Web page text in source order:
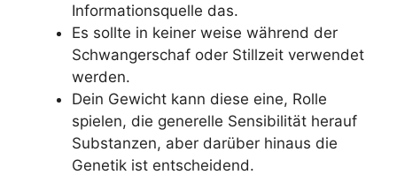
Informationsquelle das.
Es sollte in keiner weise während der
Schwangerschaf oder Stillzeit verwendet
werden.
Dein Gewicht kann diese eine, Rolle
spielen, die generelle Sensibilität herauf
Substanzen, aber darüber hinaus die
Genetik ist entscheidend.